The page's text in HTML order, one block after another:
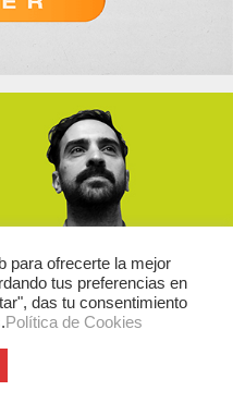
para ofrecerte la mejor
tus preferencias en
das tu consentimiento
Política de Cookies